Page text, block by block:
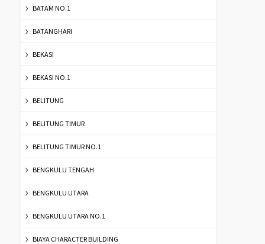
BATAM NO.1
BATANGHARI
BEKASI
BEKASI NO.1
BELITUNG
BELITUNG TIMUR
BELITUNG TIMUR NO.1
BENGKULU TENGAH
BENGKULU UTARA
BENGKULU UTARA NO.1
BIAYA CHARACTER BUILDING